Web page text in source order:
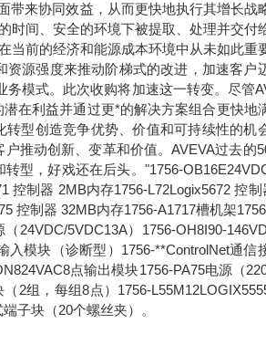
带来协同效益，从而更快地执行其增长战
时间、安全的环境下被提取、处理并交付
当前的经济和能源成本环境中从未如此重
源强度来推动阶梯式的改进，加速客户
模式。此次收购将加速这一转变。尽管
在利益并通过更*的解决方案组合更快地
型创造竞争优势、价值和可持续性的机
推动创新、变革和价值。AVEVA过去的
型，好戏还在后头。"1756-
控制器 2MB内存1756-L72Logix5672 控制
控制器 32MB内存1756-A1717槽机架
24VDC/5VDC13A）1756-OH8I90-
入模块（诊断型）1756-**ControlNet通信
点输出模块1756-PA75电源（
2组，每组8点）1756-
子块（20个螺丝夹）。